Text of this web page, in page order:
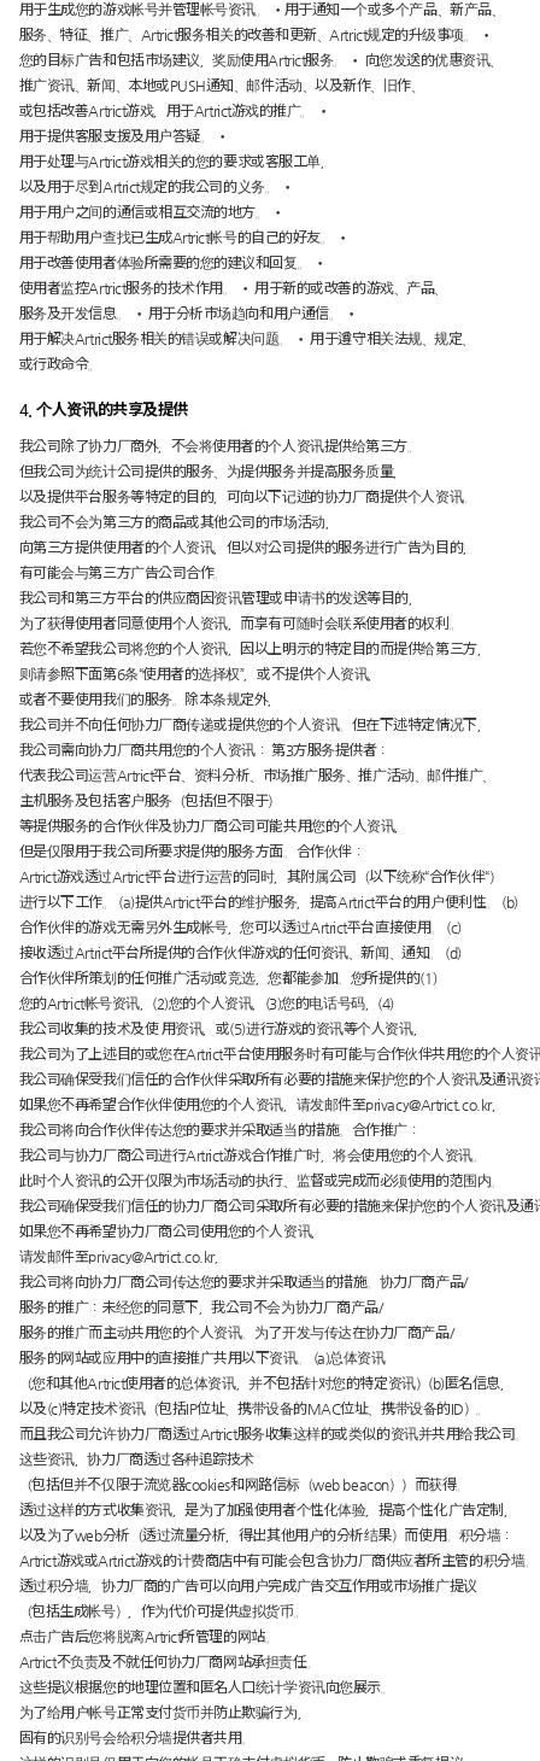
用于生成您的游戏帐号并管理帐号资讯。 •用于通知一个或多个产品、新产品、
服务、特征、推广、Artrict服务相关的改善和更新、Artrict规定的升级事项。 •
您的目标广告和包括市场建议，奖励使用Artrict服务。 • 向您发送的优惠资讯、
推广资讯、新闻、本地或PUSH通知、邮件活动、以及新作、旧作、
或包括改善Artrict游戏，用于Artrict游戏的推广。 •
用于提供客服支援及用户答疑。 •
用于处理与Artrict游戏相关的您的要求或客服工单，
以及用于尽到Artrict规定的我公司的义务。 •
用于用户之间的通信或相互交流的地方。 •
用于帮助用户查找已生成Artrict帐号的自己的好友。 •
用于改善使用者体验所需要的您的建议和回复。 •
使用者监控Artrict服务的技术作用。 • 用于新的或改善的游戏、产品、
服务及开发信息。 • 用于分析市场趋向和用户通信。 •
用于解决Artrict服务相关的错误或解决问题。 • 用于遵守相关法规、规定、
或行政命令。
4. 个人资讯的共享及提供
我公司除了协力厂商外，不会将使用者的个人资讯提供给第三方。
但我公司为统计公司提供的服务、为提供服务并提高服务质量，
以及提供平台服务等特定的目的，可向以下记述的协力厂商提供个人资讯。
我公司不会为第三方的商品或其他公司的市场活动，
向第三方提供使用者的个人资讯，但以对公司提供的服务进行广告为目的，
有可能会与第三方广告公司合作。
我公司和第三方平台的供应商因资讯管理或申请书的发送等目的，
为了获得使用者同意使用个人资讯，而享有可随时会联系使用者的权利。
若您不希望我公司将您的个人资讯，因以上明示的特定目的而提供给第三方，
则请参照下面第6条“使用者的选择权”，或不提供个人资讯，
或者不要使用我们的服务。除本条规定外，
我公司并不向任何协力厂商传递或提供您的个人资讯。但在下述特定情况下，
我公司需向协力厂商共用您的个人资讯： 第3方服务提供者：
代表我公司运营Artrict平台、资料分析、市场推广服务、推广活动、邮件推广、
主机服务及包括客户服务（包括但不限于）
等提供服务的合作伙伴及协力厂商公司可能共用您的个人资讯，
但是仅限用于我公司所要求提供的服务方面。合作伙伴：
Artrict游戏透过Artrict平台进行运营的同时，其附属公司（以下统称“合作伙伴“）
进行以下工作。 (a)提供Artrict平台的维护服务，提高Artrict平台的用户便利性。 (b)
合作伙伴的游戏无需另外生成帐号，您可以透过Artrict平台直接使用。 (c)
接收透过Artrict平台所提供的合作伙伴游戏的任何资讯、新闻、通知。 (d)
合作伙伴所策划的任何推广活动或竞选，您都能参加。您所提供的(1)
您的Artrict帐号资讯，(2)您的个人资讯，(3)您的电话号码，(4)
我公司收集的技术及使 用资讯，或(5)进行游戏的资讯等个人资讯，
我公司为了上述目的或您在Artrict平台使用服务时有可能与合作伙伴共用您的个人资
我公司确保受我们信任的合作伙伴采取所有必要的措施来保护您的个人资讯及通讯资
如果您不再希望合作伙伴使用您的个人资讯，请发邮件至privacy@Artrict.co.kr，
我公司将向合作伙伴传达您的要求并采取适当的措施。合作推广：
我公司与协力厂商公司进行Artrict游戏合作推广时，将会使用您的个人资讯。
此时个人资讯的公开仅限为市场活动的执行、监督或完成而必须使用的范围内。
我公司确保受我们信任的协力厂商公司采取所有必要的措施来保护您的个人资讯及
如果您不再希望协力厂商公司使用您的个人资讯，
请发邮件至privacy@Artrict.co.kr，
我公司将向协力厂商公司传达您的要求并采取适当的措施。协力厂商产品/
服务的推广：未经您的同意下，我公司不会为协力厂商产品/
服务的推广而主动共用您的个人资讯。为了开发与传达在协力厂商产品/
服务的网站或应用中的直接推广共用以下资讯。 (a)总体资讯
（您和其他Artrict使用者的总体资讯，并不包括针对您的特定资讯）(b)匿名信息，
以及(c)特定技术资讯（包括IP位址、携带设备的MAC位址、携带设备的ID）。
而且我公司允许协力厂商透过Artrict服务收集这样的或类似的资讯并共用给我公司。
这些资讯，协力厂商透过各种追踪技术
（包括但并不仅限于流览器cookies和网路信标（web beacon））而获得。
透过这样的方式收集资讯，是为了加强使用者个性化体验，提高个性化广告定制，
以及为了web分析（透过流量分析，得出其他用户的分析结果）而使用。积分墙：
Artrict游戏或Artrict游戏的计费商店中有可能会包含协力厂商供应者所主管的积分墙。
透过积分墙，协力厂商的广告可以向用户完成广告交互作用或市场推广提议
（包括生成帐号），作为代价可提供虚拟货币。
点击广告后您将脱离Artrict所管理的网站。
Artrict不负责及不就任何协力厂商网站承担责任。
这些提议根据您的地理位置和匿名人口统计学资讯向您展示。
为了给用户帐号正常支付货币并防止欺骗行为，
固有的识别号会给积分墙提供者共用。